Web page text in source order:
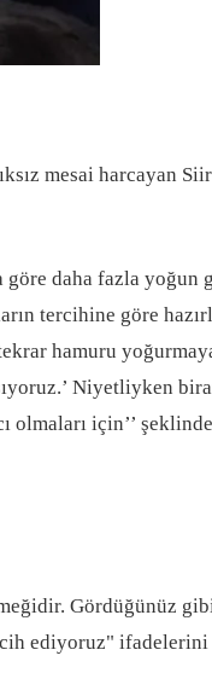
mesai harcayan
göre daha fazla
tercihine göre
hamuru
Niyetliyken
olmaları için’’
Gördüğünüz
ediyoruz"